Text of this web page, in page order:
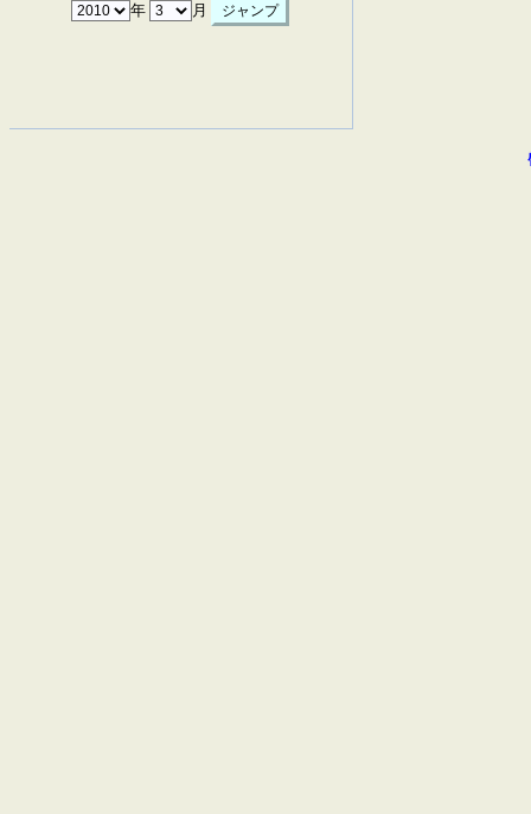
年 月